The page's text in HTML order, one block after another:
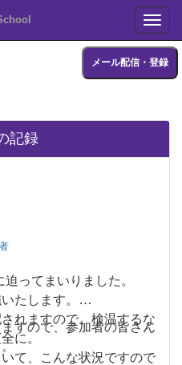
メール配信・登録
記録
ってまいりました。
たします。
れますので、検温するな
に。
て、こんな状況ですので
すので、参加者の皆さん